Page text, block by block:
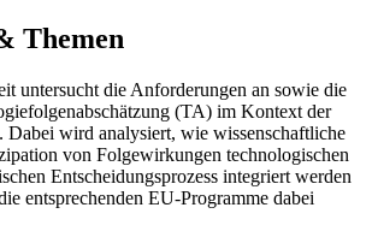
Themen
untersucht die Anforderungen an sowie die
(TA) im Kontext der
Dabei wird analysiert, wie wissenschaftliche
von Folgewirkungen technologischen
Entscheidungsprozess integriert werden
entsprechenden EU-Programme dabei